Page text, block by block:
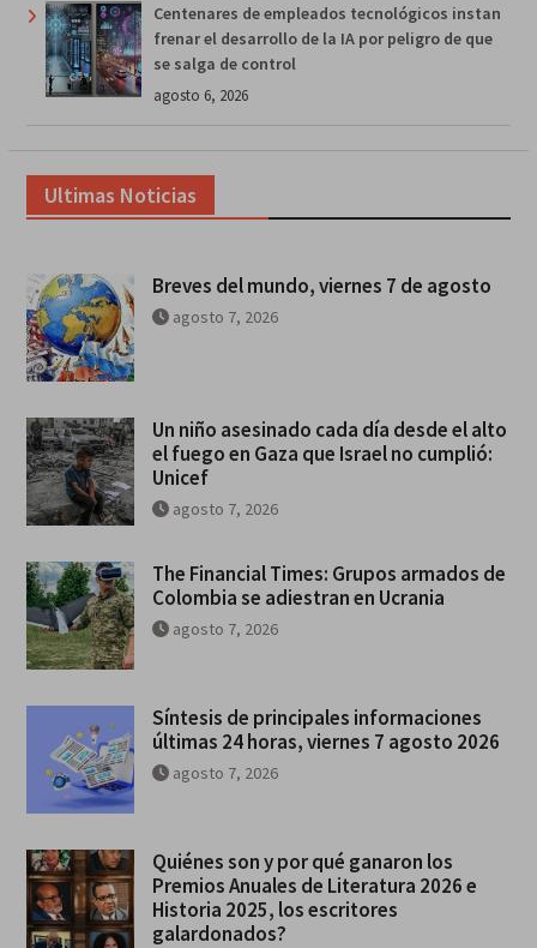
Centenares de empleados tecnológicos instan
frenar el desarrollo de la IA por peligro de que
se salga de control
agosto 6, 2026
Ultimas Noticias
Breves del mundo, viernes 7 de agosto
agosto 7, 2026
Un niño asesinado cada día desde el alto
el fuego en Gaza que Israel no cumplió:
Unicef
agosto 7, 2026
The Financial Times: Grupos armados de
Colombia se adiestran en Ucrania
agosto 7, 2026
Síntesis de principales informaciones
últimas 24 horas, viernes 7 agosto 2026
agosto 7, 2026
Quiénes son y por qué ganaron los
Premios Anuales de Literatura 2026 e
Historia 2025, los escritores
galardonados?